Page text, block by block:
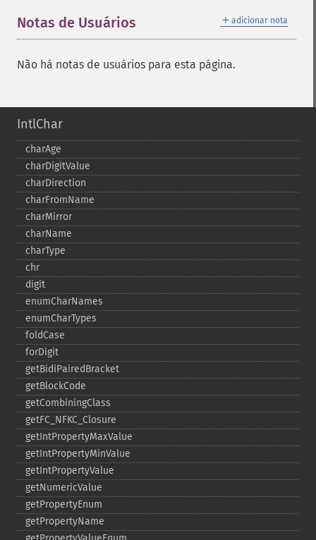
＋ adicionar nota
Notas de Usuários
Não há notas de usuários para esta página.
IntlChar
charAge
charDigitValue
charDirection
charFromName
charMirror
charName
charType
chr
digit
enumCharNames
enumCharTypes
foldCase
forDigit
getBidiPairedBracket
getBlockCode
getCombiningClass
getFC_​NFKC_​Closure
getIntPropertyMaxValue
getIntPropertyMinValue
getIntPropertyValue
getNumericValue
getPropertyEnum
getPropertyName